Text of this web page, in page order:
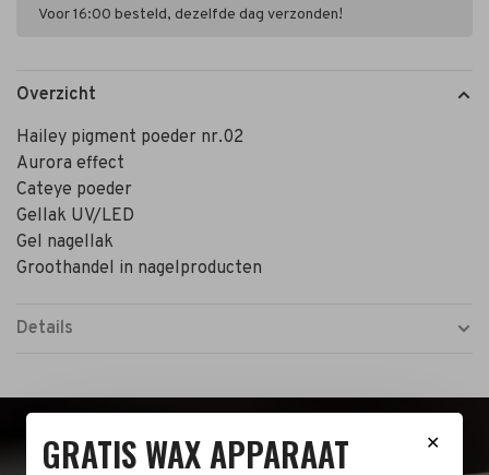
Voor 16:00 besteld, dezelfde dag verzonden!
Overzicht
Hailey pigment poeder nr.02
Aurora effect
Cateye poeder
Gellak UV/LED
Gel nagellak
Groothandel in nagelproducten
Details
✕
GRATIS WAX APPARAAT